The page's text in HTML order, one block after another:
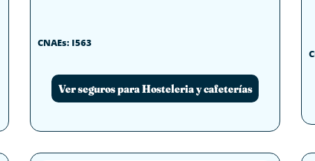
CNAEs: I563
Ver seguros para Hosteleria y cafeterías